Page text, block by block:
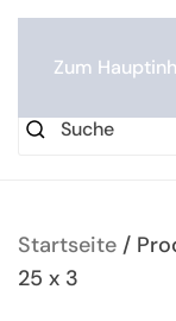
Zum
Startseite /
25 x 3